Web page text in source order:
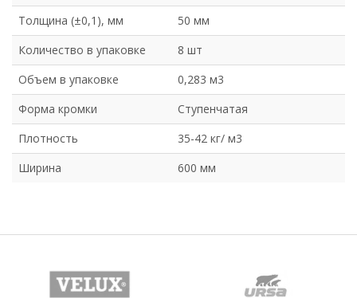
Толщина (±0,1), мм
50 мм
Количество в упаковке
8 шт
Объем в упаковке
0,283 м3
Форма кромки
Ступенчатая
Плотность
35-42 кг/ м3
Ширина
600 мм